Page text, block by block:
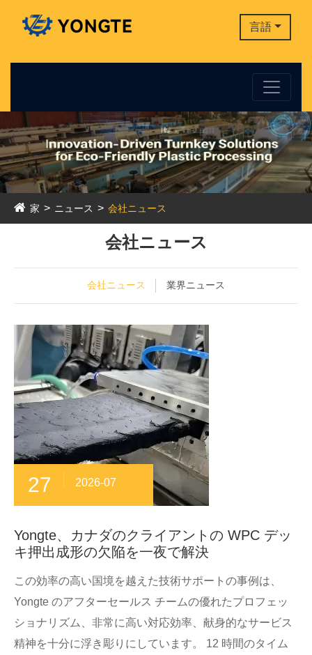
言語
家 ニュース 会社ニュース
会社ニュース
会社ニュース 業界ニュース
27 2026-07
Yongte、カナダのクライアントの WPC デッ
キ押出成形の欠陥を一夜で解決
この効率の高い国境を越えた技術サポートの事例は、
Yongte のアフターセールス チームの優れたプロフェッ
ショナリズム、非常に高い対応効率、献身的なサービス
精神を十分に浮き彫りにしています。 12 時間のタイム